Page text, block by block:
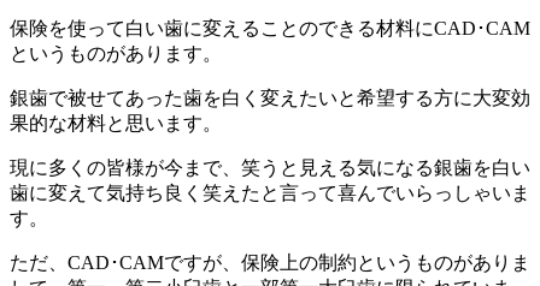
保険を使って白い歯に変えることのできる材料にCAD･CAM
というものがあります。
銀歯で被せてあった歯を白く変えたいと希望する方に大変効
果的な材料と思います。
現に多くの皆様が今まで、笑うと見える気になる銀歯を白い
歯に変えて気持ち良く笑えたと言って喜んでいらっしゃいま
す。
ただ、CAD･CAMですが、保険上の制約というものがありま